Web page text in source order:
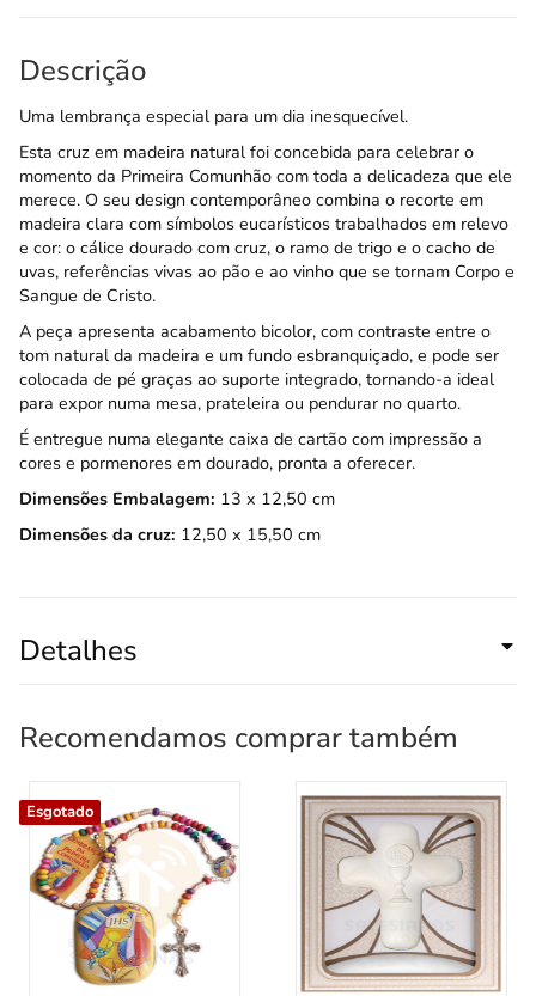
Descrição
Uma lembrança especial para um dia inesquecível.
Esta cruz em madeira natural foi concebida para celebrar o
momento da Primeira Comunhão com toda a delicadeza que ele
merece. O seu design contemporâneo combina o recorte em
madeira clara com símbolos eucarísticos trabalhados em relevo
e cor: o cálice dourado com cruz, o ramo de trigo e o cacho de
uvas, referências vivas ao pão e ao vinho que se tornam Corpo e
Sangue de Cristo.
A peça apresenta acabamento bicolor, com contraste entre o
tom natural da madeira e um fundo esbranquiçado, e pode ser
colocada de pé graças ao suporte integrado, tornando-a ideal
para expor numa mesa, prateleira ou pendurar no quarto.
É entregue numa elegante caixa de cartão com impressão a
cores e pormenores em dourado, pronta a oferecer.
Dimensões Embalagem: 13 x 12,50 cm
Dimensões da cruz: 12,50 x 15,50 cm
Detalhes
Recomendamos comprar também
Esgotado